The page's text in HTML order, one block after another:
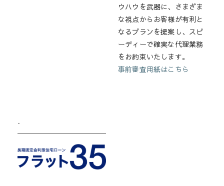
ウハウを武器に、さまざま
な視点からお客様が有利と
なるプランを提案し、スピ
ーディーで確実な代理業務
をお約束いたします。
事前審査用紙はこちら
.